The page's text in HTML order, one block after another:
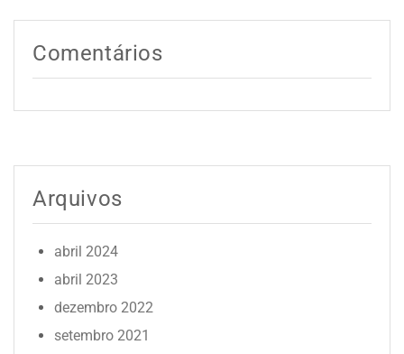
Comentários
Arquivos
abril 2024
abril 2023
dezembro 2022
setembro 2021